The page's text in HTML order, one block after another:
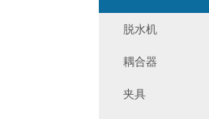
脱水机
耦合器
夹具